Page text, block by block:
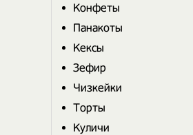
Конфеты
Панакоты
Кексы
Зефир
Чизкейки
Торты
Куличи